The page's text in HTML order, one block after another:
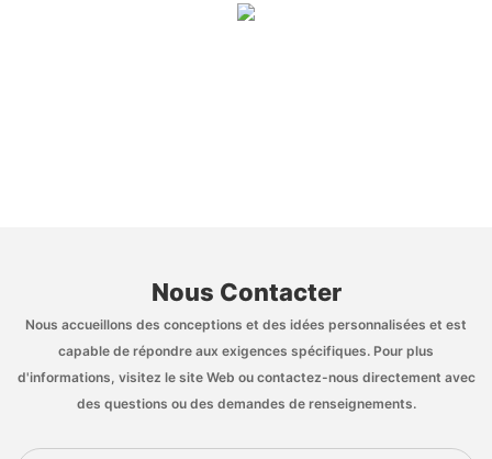
Nous Contacter
Nous accueillons des conceptions et des idées personnalisées et est
capable de répondre aux exigences spécifiques. Pour plus
d'informations, visitez le site Web ou contactez-nous directement avec
des questions ou des demandes de renseignements.